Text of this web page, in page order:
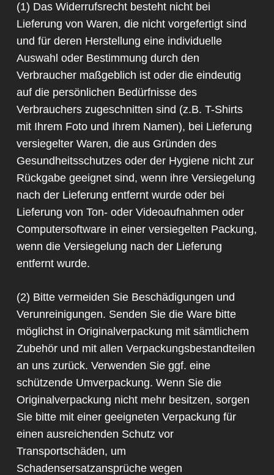
(1) Das Widerrufsrecht besteht nicht bei
Lieferung von Waren, die nicht vorgefertigt sind
und für deren Herstellung eine individuelle
Auswahl oder Bestimmung durch den
Verbraucher maßgeblich ist oder die eindeutig
auf die persönlichen Bedürfnisse des
Verbrauchers zugeschnitten sind (z.B. T-Shirts
mit Ihrem Foto und Ihrem Namen), bei Lieferung
versiegelter Waren, die aus Gründen des
Gesundheitsschutzes oder der Hygiene nicht zur
Rückgabe geeignet sind, wenn ihre Versiegelung
nach der Lieferung entfernt wurde oder bei
Lieferung von Ton- oder Videoaufnahmen oder
Computersoftware in einer versiegelten Packung,
wenn die Versiegelung nach der Lieferung
entfernt wurde.
(2) Bitte vermeiden Sie Beschädigungen und
Verunreinigungen. Senden Sie die Ware bitte
möglichst in Originalverpackung mit sämtlichem
Zubehör und mit allen Verpackungsbestandteilen
an uns zurück. Verwenden Sie ggf. eine
schützende Umverpackung. Wenn Sie die
Originalverpackung nicht mehr besitzen, sorgen
Sie bitte mit einer geeigneten Verpackung für
einen ausreichenden Schutz vor
Transportschäden, um
Schadensersatzansprüche wegen